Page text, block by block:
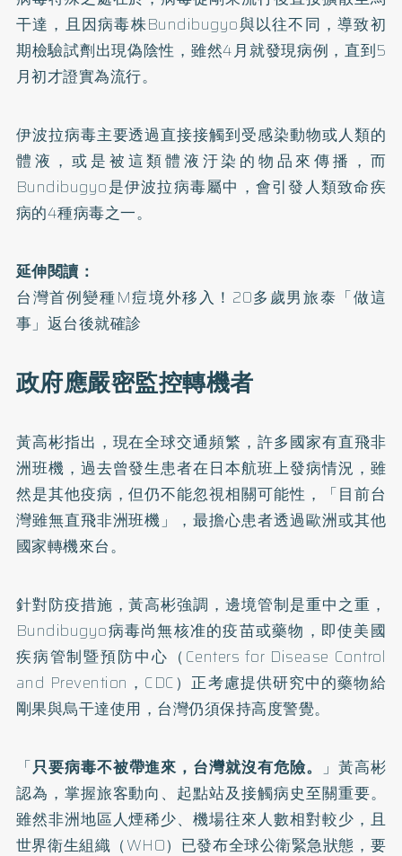
干達，且因病毒株Bundibugyo與以往不同，導致初
期檢驗試劑出現偽陰性，雖然4月就發現病例，直到5
月初才證實為流行。
伊波拉病毒主要透過直接接觸到受感染動物或人類的
體液，或是被這類體液汙染的物品來傳播，而
Bundibugyo是伊波拉病毒屬中，會引發人類致命疾
病的4種病毒之一。
延伸閱讀：
台灣首例變種M痘境外移入！20多歲男旅泰「做這
事」返台後就確診
政府應嚴密監控轉機者
黃高彬指出，現在全球交通頻繁，許多國家有直飛非
洲班機，過去曾發生患者在日本航班上發病情況，雖
然是其他疫病，但仍不能忽視相關可能性，「目前台
灣雖無直飛非洲班機」，最擔心患者透過歐洲或其他
國家轉機來台。
針對防疫措施，黃高彬強調，邊境管制是重中之重，
Bundibugyo病毒尚無核准的疫苗或藥物，即使美國
疾病管制暨預防中心（Centers for Disease Control
and Prevention，CDC）正考慮提供研究中的藥物給
剛果與烏干達使用，台灣仍須保持高度警覺。
「只要病毒不被帶進來，台灣就沒有危險。
」黃高彬
認為，掌握旅客動向、起點站及接觸病史至關重要。
雖然非洲地區人煙稀少、機場往來人數相對較少，且
世界衛生組織（WHO）已發布全球公衛緊急狀態，要